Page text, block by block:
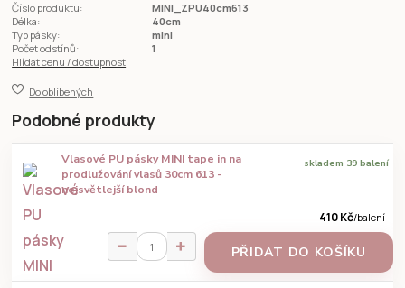
Číslo produktu:
MINI_ZPU40cm613
Délka:
40cm
Typ pásky:
mini
Počet odstínů:
1
Hlídat cenu / dostupnost
Do oblíbených
Podobné produkty
Vlasové PU pásky MINI tape in na
prodlužování vlasů 30cm 613 -
nejsvětlejší blond
410 Kč/balení
skladem 39 balení
PŘIDAT DO KOŠÍKU